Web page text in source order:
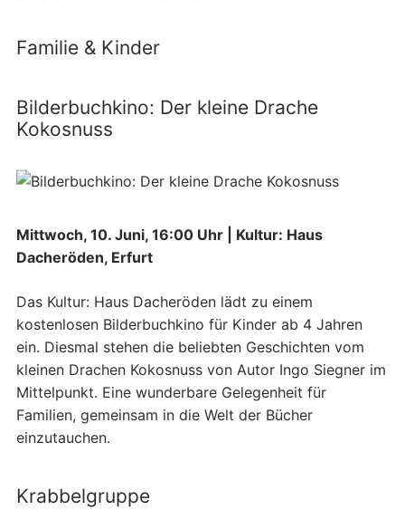
Familie & Kinder
Bilderbuchkino: Der kleine Drache
Kokosnuss
Mittwoch, 10. Juni, 16:00 Uhr | Kultur: Haus
Dacheröden, Erfurt
Das Kultur: Haus Dacheröden lädt zu einem
kostenlosen Bilderbuchkino für Kinder ab 4 Jahren
ein. Diesmal stehen die beliebten Geschichten vom
kleinen Drachen Kokosnuss von Autor Ingo Siegner im
Mittelpunkt. Eine wunderbare Gelegenheit für
Familien, gemeinsam in die Welt der Bücher
einzutauchen.
Krabbelgruppe